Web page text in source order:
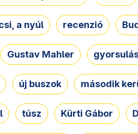
a nyúl recenzió
Gustav Mahler
új buszok második
túsz Kürti Gábor